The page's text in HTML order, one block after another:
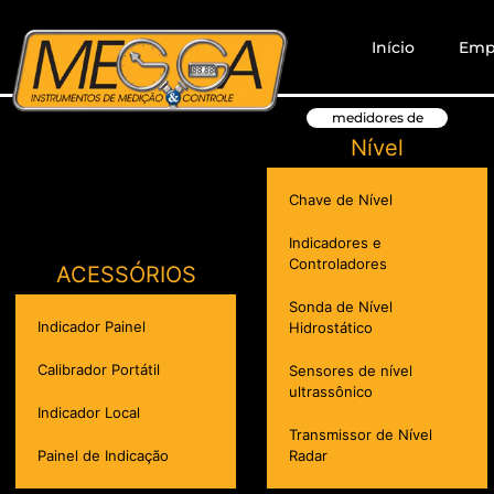
Início
ACESSÓRIOS
Indicador Painel
Calibrador Portátil
Indicador Local
Painel de Indicação
medidores de
Nível
Chave de Nível
Indicadores e
Controladores
Sonda de Nível
Hidrostático
Sensores de nível
ultrassônico
Transmissor de Nível
Radar